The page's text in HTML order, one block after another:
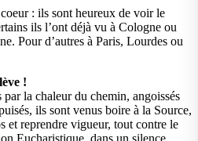
: ils sont heureux de voir le
ils l’ont déjà vu à Cologne ou
Pour d’autres à Paris, Lourdes ou
!
la chaleur du chemin, angoissés
ils sont venus boire à la Source,
et reprendre vigueur, tout contre le